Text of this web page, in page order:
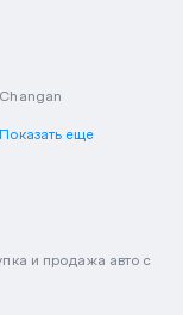
Changan
Показать еще
и продажа авто с